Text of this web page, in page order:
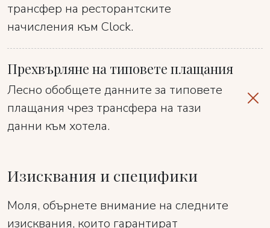
трансфер на ресторантските
начисления към Clock.
Прехвърляне на типовете плащания
Лесно обобщете данните за типовете
плащания чрез трансфера на тази
данни към хотела.
Изисквания и специфики
Моля, обърнете внимание на следните
изисквания, които гарантират